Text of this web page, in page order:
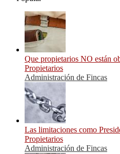
Que propietarios NO están
Propietarios
Administración de Fincas
Las limitaciones como
Propietarios
Administración de Fincas